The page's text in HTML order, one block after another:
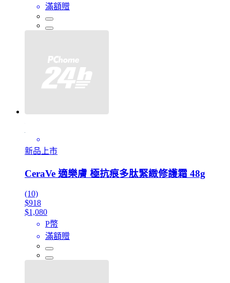
滿額贈
新品上市
CeraVe 適樂膚 極抗痕多肽緊緻修護霜 48g
(10)
$918
$1,080
P幣
滿額贈